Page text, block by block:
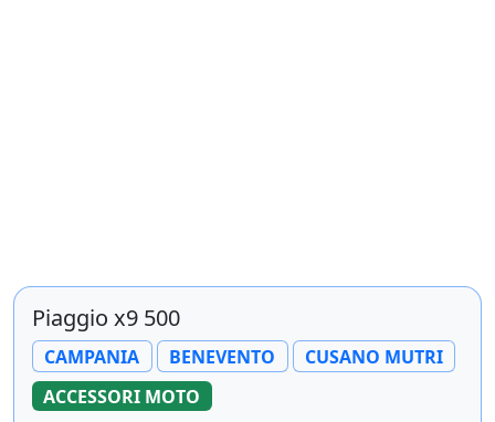
Piaggio x9 500
CAMPANIA BENEVENTO
CUSANO MUTRI
ACCESSORI MOTO